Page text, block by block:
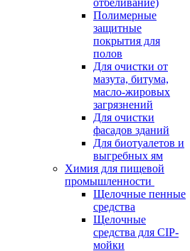
отбеливание)
Полимерные
защитные
покрытия для
полов
Для очистки от
мазута, битума,
масло-жировых
загрязнений
Для очистки
фасадов зданий
Для биотуалетов и
выгребных ям
Химия для пищевой
промышленности
Щелочные пенные
средства
Щелочные
средства для CIP-
мойки